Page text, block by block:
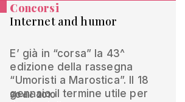
Concorsi
Internet and humor
E’ già in “corsa” la 43^
edizione della rassegna
“Umoristi a Marostica”. Il 18
gennaio il termine utile per
30 dic 2010